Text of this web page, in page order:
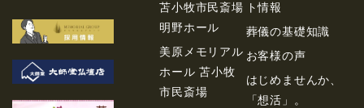
苫小牧市民斎場
明野ホール
美原メモリアル
ホール 苫小牧
市民斎場
ト情報
葬儀の基礎知識
お客様の声
はじめませんか、
「想活」。